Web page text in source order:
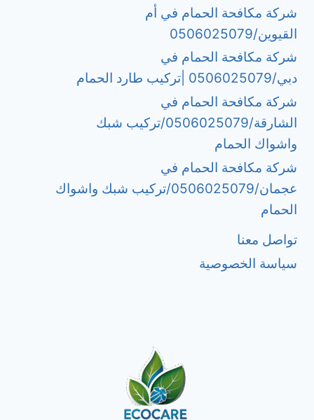
شركة مكافحة الحمام في أم
القيوين/0506025079
شركة مكافحة الحمام في
دبي/0506025079 |تركيب طارد الحمام
شركة مكافحة الحمام في
الشارقة/0506025079/تركيب شبك
واشواك الحمام
شركة مكافحة الحمام في
عجمان/0506025079/تركيب شبك واشواك
الحمام
تواصل معنا
سياسة الخصوصية